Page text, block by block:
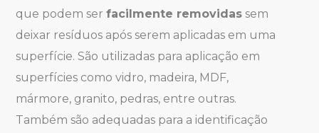
que podem serfacilmente removidas sem
deixar resíduos após serem aplicadas em uma
superfície. São utilizadas para aplicação em
superfícies como vidro, madeira, MDF,
mármore, granito, pedras, entre outras.
Também são adequadas para a identificação